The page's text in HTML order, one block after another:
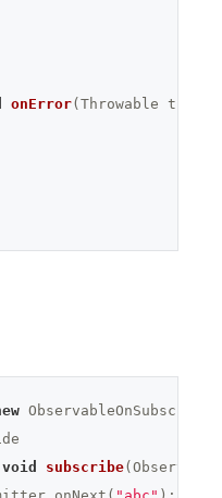
onError(Throwable t)
void subscribe